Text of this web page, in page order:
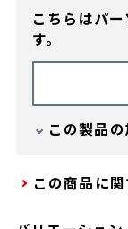
通常商品
こちらはパ
す。
この製品
この商品に